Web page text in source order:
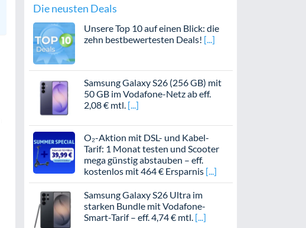
Die neusten Deals
Unsere Top 10 auf einen Blick: die
zehn bestbewertesten Deals!
Samsung Galaxy S26 (256 GB) mit
50 GB im Vodafone-Netz ab eff.
2,08 € mtl.
O₂-Aktion mit DSL- und Kabel-
Tarif: 1 Monat testen und Scooter
mega günstig abstauben – eff.
kostenlos mit 464 € Ersparnis
Samsung Galaxy S26 Ultra im
starken Bundle mit Vodafone-
Smart-Tarif – eff. 4,74 € mtl.